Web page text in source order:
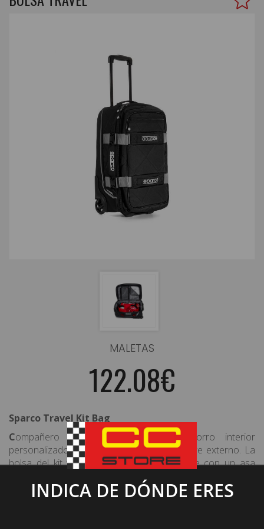
INDICA DE DÓNDE ERES
MALETAS
122.08€
Sparco Travel Kit Bag
Compañero de viaje ideal con un forro interior
personalizado de Sparco y un porta nombre externo. La
bolsa del kit tiene ruedas reforzadas, base con un asa